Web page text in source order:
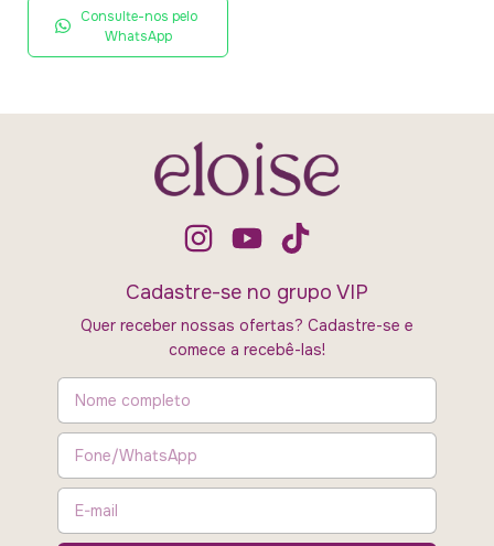
Consulte-nos pelo
WhatsApp
Cadastre-se no grupo VIP
Quer receber nossas ofertas? Cadastre-se e
comece a recebê-las!